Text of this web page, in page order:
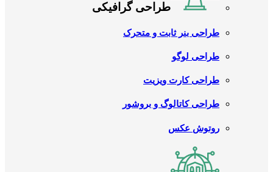
طراحی گرافیکی
طراحی بنر ثابت و متحرک
طراحی لوگو
طراحی کارت ویزیت
طراحی کاتالوگ و بروشور
روتوش عکس